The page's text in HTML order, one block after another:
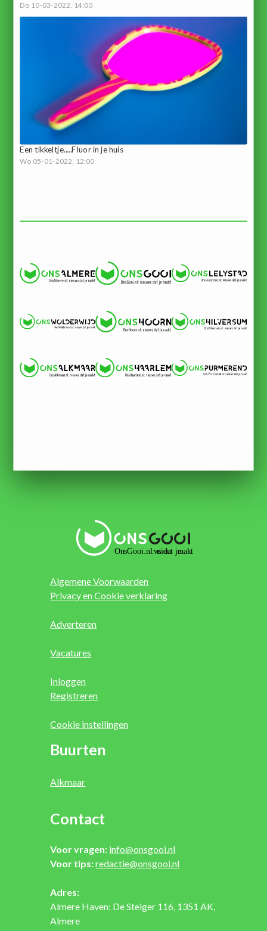
Do 10-03-2022, 14:00
Een tikkeltje.....Fluor in je huis
Wo 05-01-2022, 12:00
Algemene Voorwaarden
Privacy en Cookie verklaring
Adverteren
Vacatures
Inloggen
Registreren
Cookie instellingen
Buurten
Alkmaar
Contact
Voor vragen: info@onsgooi.nl
Voor tips:redactie@onsgooi.nl
Adres:
Almere Haven: De Steiger 116, 1351 AK,
Almere